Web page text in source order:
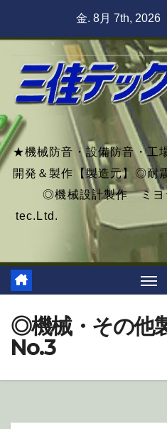
金. 8月 7th, 2026
★機械防音・設備防音・工
開発＆製作【製造元】◎耐
◎機械設計製作 ミ
◎機械・その他
No.3